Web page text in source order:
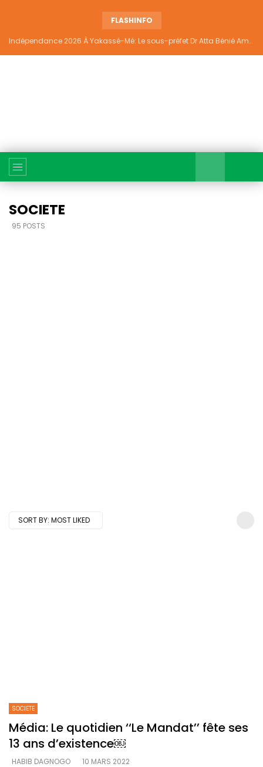
FLASHINFO
Indépendance 2026 À Yakassé-Mé: Le sous-préfet Dr Atta Bénié Amédé appelle à l’unité, à la sécurité et au développement
SOCIETE
95 POSTS
SORT BY: MOST LIKED
SOCIETE
Média: Le quotidien ‘‘Le Mandat’’ fête ses
13 ans d’existence￼
HABIB DAGNOGO
10 MARS 2022